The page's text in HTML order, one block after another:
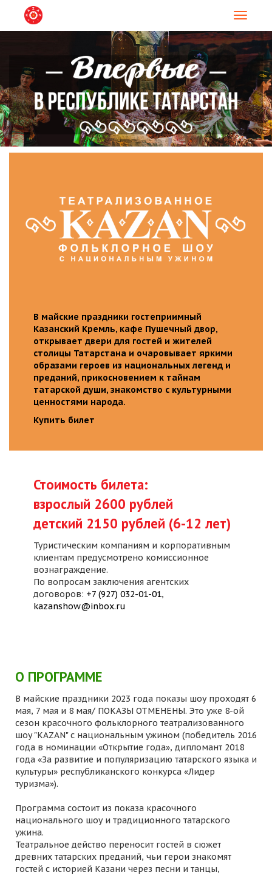
В майские праздники гостеприимный
Казанский Кремль, кафе Пушечный двор,
открывает двери для гостей и жителей
столицы Татарстана и очаровывает яркими
образами героев из национальных легенд и
преданий, прикосновением к тайнам
татарской души, знакомство с культурными
ценностями народа.
Купить билет
Стоимость билета:
взрослый 2600 рублей
детский 2150 рублей (6-12 лет)
Туристическим компаниям и корпоративным
клиентам предусмотрено комиссионное
вознаграждение.
По вопросам заключения агентских
договоров: +7 (927) 032-01-01,
kazanshow@inbox.ru
О ПРОГРАММЕ
В майские праздники 2023 года показы шоу проходят 6
мая, 7 мая и 8 мая/ ПОКАЗЫ ОТМЕНЕНЫ. Это уже 8-ой
сезон красочного фольклорного театрализованного
шоу "KAZAN" с национальным ужином (победитель 2016
года в номинации «Открытие года», дипломант 2018
года «За развитие и популяризацию татарского языка и
культуры» республиканского конкурса «Лидер
туризма»).
Программа состоит из показа красочного
национального шоу и традиционного татарского
ужина.
Театральное действо переносит гостей в сюжет
древних татарских преданий, чьи герои знакомят
гостей с историей Казани через песни и танцы,